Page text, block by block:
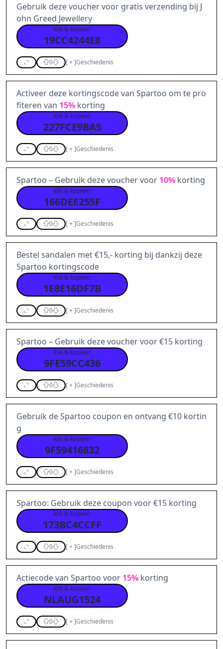
Gebruik deze voucher voor gratis verzending bij J
ohn Greed Jewellery
klik & kopieer
19CC4244E8
0 [+]Geschiedenis
Activeer deze kortingscode van Spartoo om te pro
fiteren van 15% korting
klik & kopieer
227FCE9BA5
0 [+]Geschiedenis
Spartoo – Gebruik deze voucher voor 10% korting
klik & kopieer
166DEE255F
0 [+]Geschiedenis
Bestel sandalen met €15,- korting bij dankzij deze
Spartoo kortingscode
klik & kopieer
1E8E16DF7B
0 [+]Geschiedenis
Spartoo – Gebruik deze voucher voor €15 korting
klik & kopieer
9FE59CC436
0 [+]Geschiedenis
Gebruik de Spartoo coupon en ontvang €10 kortin
g
klik & kopieer
9F59416832
0 [+]Geschiedenis
Spartoo: Gebruik deze coupon voor €15 korting
klik & kopieer
173BC4CCFF
0 [+]Geschiedenis
Actiecode van Spartoo voor 15% korting
klik & kopieer
NLAUG1524
0 [+]Geschiedenis